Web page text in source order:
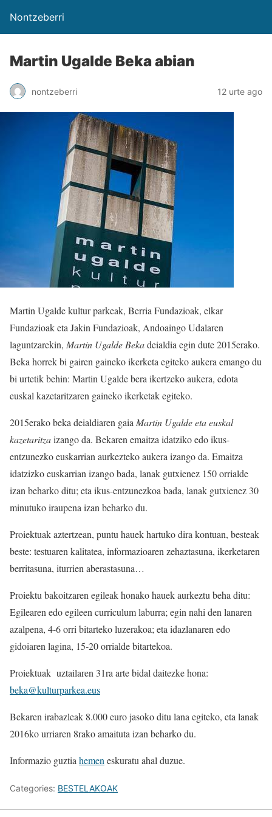
Nontzeberri
Martin Ugalde Beka abian
nontzeberri 12 urte ago
Martin Ugalde kultur parkeak, Berria Fundazioak, elkar
Fundazioak eta Jakin Fundazioak, Andoaingo Udalaren
laguntzarekin, Martin Ugalde Bekadeialdia egin dute 2015erako.
Beka horrek bi gairen gaineko ikerketa egiteko aukera emango du
bi urtetik behin: Martin Ugalde bera ikertzeko aukera, edota
euskal kazetaritzaren gaineko ikerketak egiteko.
2015erako beka deialdiaren gaia Martin Ugalde eta euskal
kazetaritzaizango da. Bekaren emaitza idatziko edo ikus-
entzunezko euskarrian aurkezteko aukera izango da. Emaitza
idatzizko euskarrian izango bada, lanak gutxienez 150 orrialde
izan beharko ditu; eta ikus-entzunezkoa bada, lanak gutxienez 30
minutuko iraupena izan beharko du.
Proiektuak aztertzean, puntu hauek hartuko dira kontuan, besteak
beste: testuaren kalitatea, informazioaren zehaztasuna, ikerketaren
berritasuna, iturrien aberastasuna…
Proiektu bakoitzaren egileak honako hauek aurkeztu beha ditu:
Egilearen edo egileen curriculum laburra; egin nahi den lanaren
azalpena, 4-6 orri bitarteko luzerakoa; eta idazlanaren edo
gidoiaren lagina, 15-20 orrialde bitartekoa.
Proiektuak uztailaren 31ra arte bidal daitezke hona:
beka@kulturparkea.eus
Bekaren irabazleak 8.000 euro jasoko ditu lana egiteko, eta lanak
2016ko urriaren 8rako amaituta izan beharko du.
Informazio guztia hemen eskuratu ahal duzue.
Categories: BESTELAKOAK